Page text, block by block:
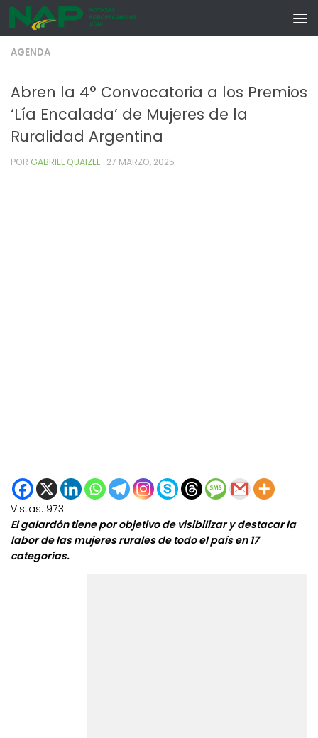
Skip to content
AGENDA
Abren la 4° Convocatoria a los Premios
‘Lía Encalada’ de Mujeres de la
Ruralidad Argentina
POR GABRIEL QUAIZEL · 27 MARZO, 2025
Vistas: 973
El galardón tiene por objetivo de visibilizar y destacar la
labor de las mujeres rurales de todo el país en 17
categorías.